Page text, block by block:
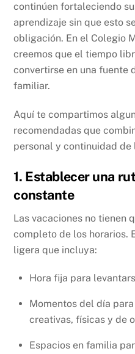
continúen fortaleciendo
aprendizaje sin que esto
obligación. En el Colegio
creemos que el tiempo
convertirse en una fuente
familiar.
Aquí te compartimos
recomendadas que
personal y continuidad de
1. Establecer una
constante
Las vacaciones no tienen
completo de los horarios.
ligera que incluya:
Hora fija para
Momentos del día
creativas, físicas y de
Espacios en familia